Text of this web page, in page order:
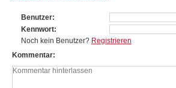
Benutzer
Kennwort
Noch kein Benutzer? Registrieren
Kommentar